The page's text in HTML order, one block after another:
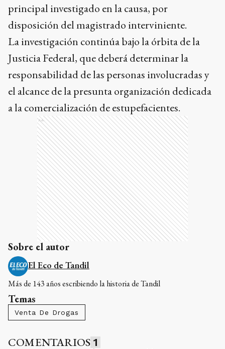
principal investigado en la causa, por
disposición del magistrado interviniente.
La investigación continúa bajo la órbita de la
Justicia Federal, que deberá determinar la
responsabilidad de las personas involucradas y
el alcance de la presunta organización dedicada
a la comercialización de estupefacientes.
Ads
Sobre el autor
El Eco de Tandil
Más de 143 años escribiendo la historia de Tandil
Temas
Venta De Drogas
COMENTARIOS 1